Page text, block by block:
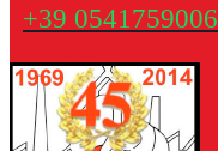
+39 0541759006